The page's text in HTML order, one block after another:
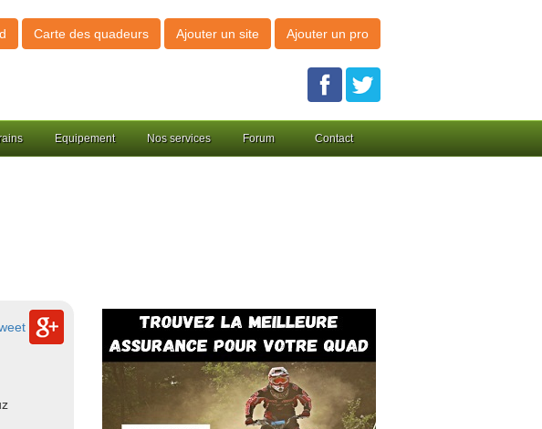
Carte des quadeurs Ajouter un site Ajouter un pro
Equipement Nos services Forum Contact